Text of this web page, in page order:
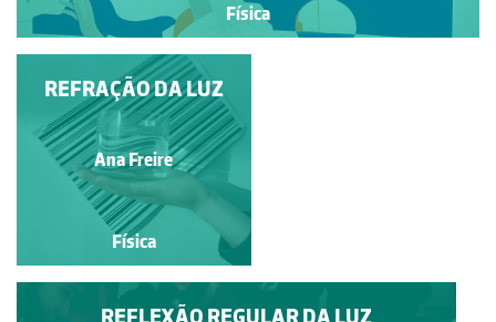
Física
PLASMA
Ana Freire
Física
REFRAÇÃO DA LUZ
Ana Freire
Física
REFLEXÃO REGULAR DA LUZ